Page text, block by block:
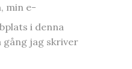
min e-
i denna
gång jag skriver